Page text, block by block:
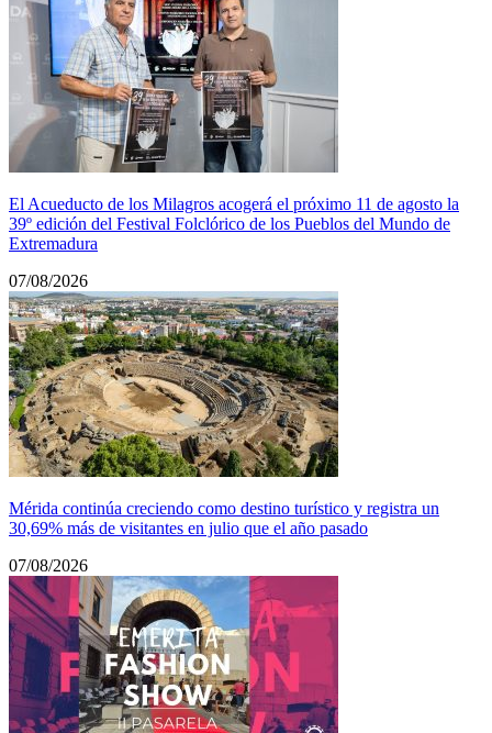
El Acueducto de los Milagros acogerá el próximo 11 de agosto la
39º edición del Festival Folclórico de los Pueblos del Mundo de
Extremadura
07/08/2026
Mérida continúa creciendo como destino turístico y registra un
30,69% más de visitantes en julio que el año pasado
07/08/2026